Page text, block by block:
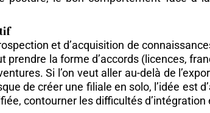
et d’acquisition de
la forme d’accords (licences,
Si l’on veut aller au-delà de
de créer une filiale en solo, l’idée est
contourner les difficultés